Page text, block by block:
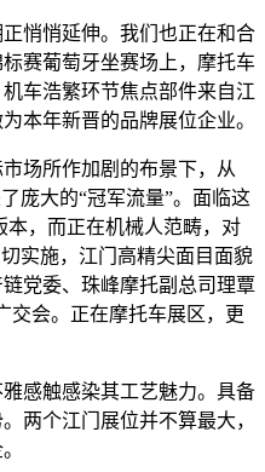
悄悄延伸。我们也正在和合
赛葡萄牙坐赛场上，摩托车
车浩繁环节焦点部件来自江
本年新晋的品牌展位企业。
场所作加剧的布景下，从
庞大的“冠军流量”。面临这
本，而正在机械人范畴，对
实施，江门高精尖面目面貌
党委、珠峰摩托副总司理覃
交会。正在摩托车展区，更
感触感染其工艺魅力。具备
两个江门展位并不算最大，